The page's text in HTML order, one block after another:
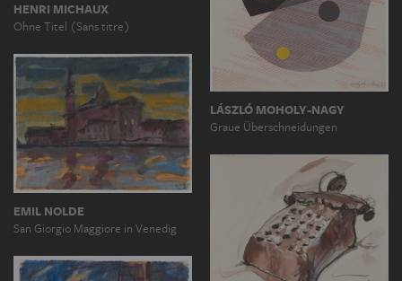
HENRI MICHAUX
Ohne Titel (Sans titre)
LÁSZLÓ MOHOLY-NAGY
Graue Überschneidungen
EMIL NOLDE
San Giorgio Maggiore in Venedig